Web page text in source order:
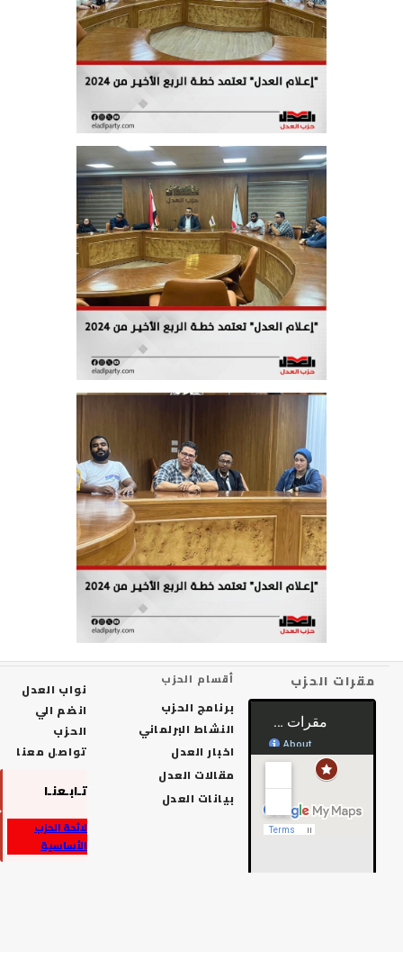
الحزب أقسام الحزب
برنامج الحزب
النشاط البرلماني
اخبار العدل
مقالات العدل
بيانات العدل
نواب العدل
انضم الي
تواصل معنا
تـابـعنـا
لائحة الحزب
الأساسية